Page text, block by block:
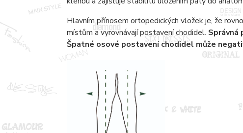
Hlavním přínosem ortopedických vložek je, že
místům a vyrovnávají postavení chodidel. Správná
Špatné osové postavení chodidel může